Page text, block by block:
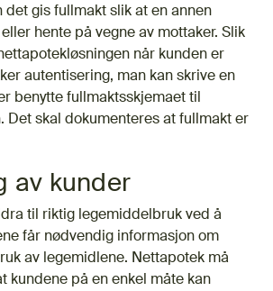
det gis fullmakt slik at en annen
hente på vegne av mottaker. Slik
når kunden er
autentisering, man kan skrive en
benytte fullmaktsskjemaet til
Det skal dokumenteres at fullmakt er
av kunder
til riktig legemiddelbruk ved å
får nødvendig informasjon om
av legemidlene. Nettapotek må
kundene på en enkel måte kan